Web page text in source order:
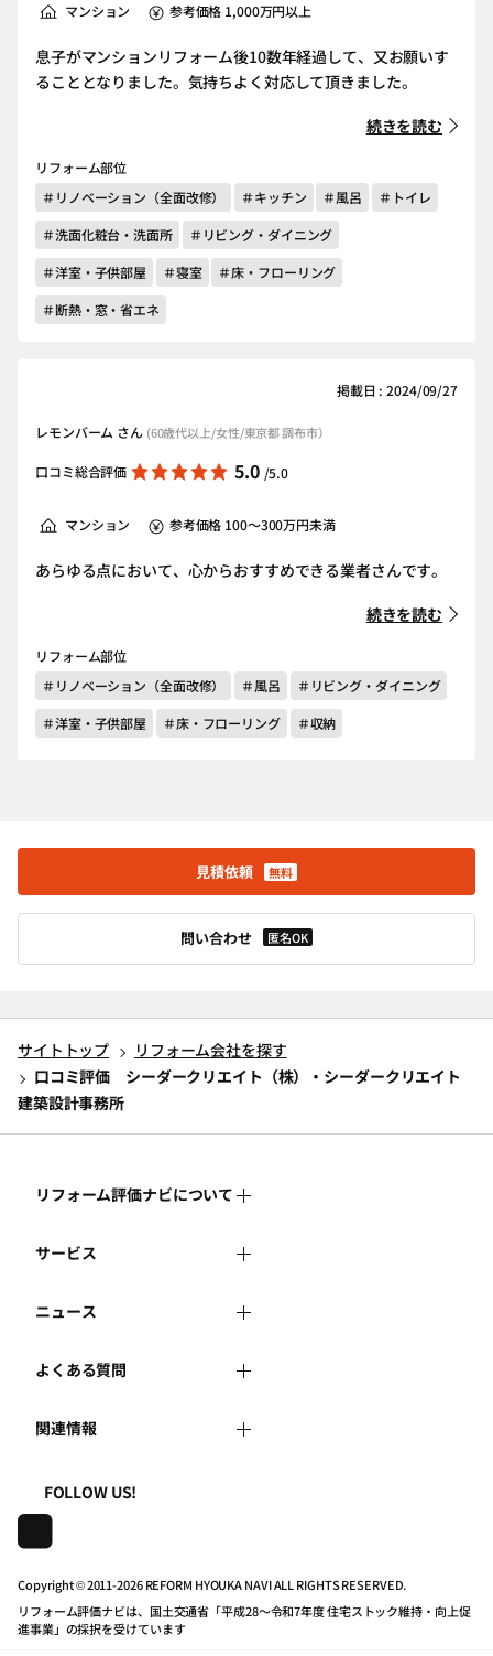
マンション 参考価格 1,000万円以上
息子がマンションリフォーム後10数年経過して、又お願いす
ることとなりました。気持ちよく対応して頂きました。
続きを読む
リフォーム部位
＃リノベーション（全面改修）
＃キッチン ＃風呂
＃トイレ
＃洗面化粧台・洗面所
＃リビング・ダイニング
＃洋室・子供部屋
＃寝室
＃床・フローリング
＃断熱・窓・省エネ
掲載日 : 2024/09/27
レモンバーム さん (60歳代以上/女性/東京都 調布市）
口コミ総合評価 5.0 /5.0
マンション 参考価格 100～300万円未満
あらゆる点において、心からおすすめできる業者さんです。
続きを読む
リフォーム部位
＃リノベーション（全面改修）
＃風呂
＃リビング・ダイニング
＃洋室・子供部屋
＃床・フローリング ＃収納
見積依頼 無料
問い合わせ 匿名OK
サイトトップ
リフォーム会社を探す
口コミ評価 シーダークリエイト（株）・シーダークリエイト
建築設計事務所
リフォーム評価ナビについて
リフォーム評価ナビとは
運営体制
はじめての方へ
事務局へのお問い合せ
地域の相談窓口のみなさまへ
住宅関連機関リンク集
サービス
リフォーム会社を探す
リフォーム事例を見る
リフォームを相談する
リフォームを学ぶ
マイページの活用
ニュース
新着情報
講習会・セミナー
連携機関・企業・団体トピックス
よくある質問
よくある質問
利用規約
プライバシーポリシー
動作推奨環境について
関連情報
一般財団法人住まいづくりナビセンター
株式会社日本建築住宅センター
FOLLOW US!
Copyright © 2011-2026 REFORM HYOUKA NAVI ALL RIGHTS RESERVED.
リフォーム評価ナビは、国土交通省「平成28～令和7年度 住宅ストック維持・向上促
進事業」の採択を受けています